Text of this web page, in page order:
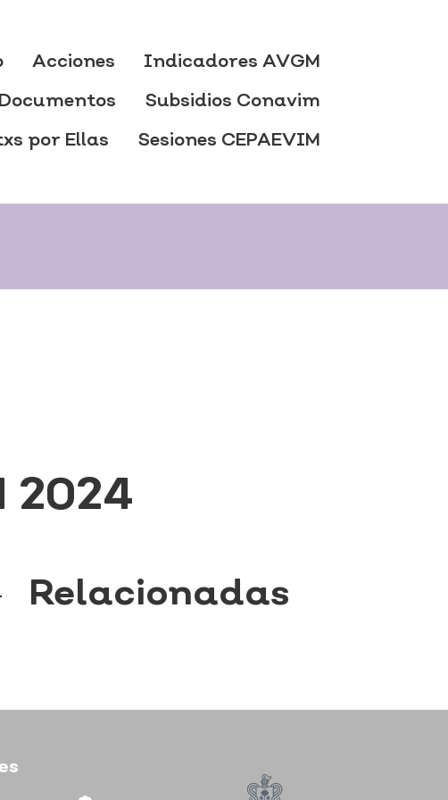
Acciones Indicadores AVGM
Documentos Subsidios Conavim
por Ellas Sesiones CEPAEVIM
2024
Relacionadas